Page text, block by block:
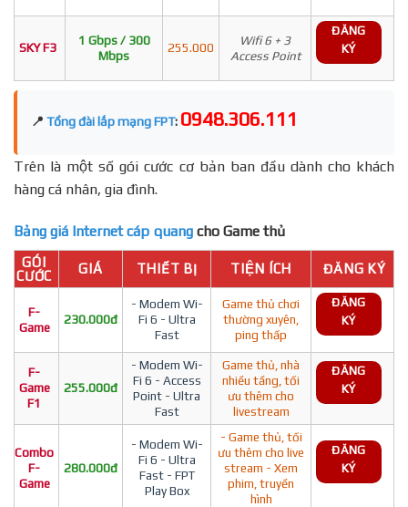
SKY F3
1 Gbps / 300
Mbps
255.000
Wifi 6 + 3
Access Point
ĐĂNG
KÝ
📍 Tổng đài lắp mạng FPT: 0948.306.111
Trên là một số gói cước cơ bản ban đầu dành cho khách
hàng cá nhân, gia đình.
Bảng giá Internet cáp quang cho Game thủ
GÓI
CƯỚC
GIÁ THIẾT BỊ TIỆN ÍCH ĐĂNG KÝ
F-
Game
230.000đ
- Modem Wi-
Fi 6 - Ultra
Fast
Game thủ chơi
thường xuyên,
ping thấp
ĐĂNG
KÝ
F-
Game
F1
255.000đ
- Modem Wi-
Fi 6 - Access
Point - Ultra
Fast
Game thủ, nhà
nhiều tầng, tối
ưu thêm cho
livestream
ĐĂNG
KÝ
Combo
F-
Game
280.000đ
- Modem Wi-
Fi 6 - Ultra
Fast - FPT
Play Box
- Game thủ, tối
ưu thêm cho live
stream - Xem
phim, truyền
hình
ĐĂNG
KÝ